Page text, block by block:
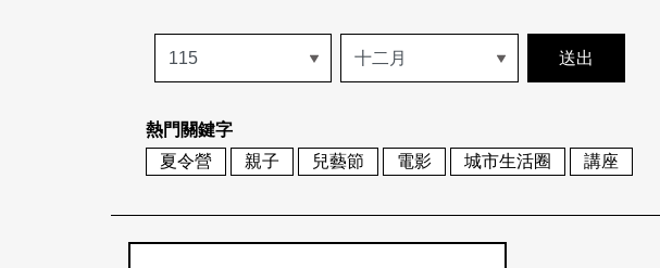
熱門關鍵字
夏令營
親子 兒藝節 電影 城市生活圈 講座